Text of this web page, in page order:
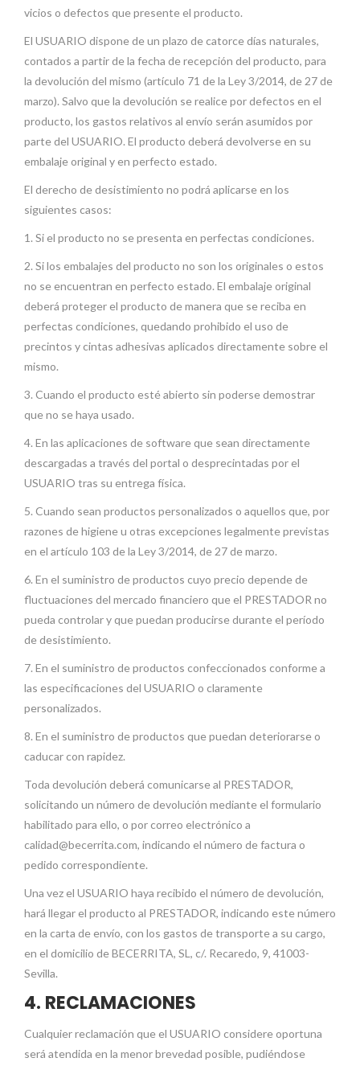
vicios o defectos que presente el producto.
El USUARIO dispone de un plazo de catorce días naturales,
contados a partir de la fecha de recepción del producto, para
la devolución del mismo (artículo 71 de la Ley 3/2014, de 27 de
marzo). Salvo que la devolución se realice por defectos en el
producto, los gastos relativos al envío serán asumidos por
parte del USUARIO. El producto deberá devolverse en su
embalaje original y en perfecto estado.
El derecho de desistimiento no podrá aplicarse en los
siguientes casos:
1. Si el producto no se presenta en perfectas condiciones.
2. Si los embalajes del producto no son los originales o estos
no se encuentran en perfecto estado. El embalaje original
deberá proteger el producto de manera que se reciba en
perfectas condiciones, quedando prohibido el uso de
precintos y cintas adhesivas aplicados directamente sobre el
mismo.
3. Cuando el producto esté abierto sin poderse demostrar
que no se haya usado.
4. En las aplicaciones de software que sean directamente
descargadas a través del portal o desprecintadas por el
USUARIO tras su entrega física.
5. Cuando sean productos personalizados o aquellos que, por
razones de higiene u otras excepciones legalmente previstas
en el artículo 103 de la Ley 3/2014, de 27 de marzo.
6. En el suministro de productos cuyo precio depende de
fluctuaciones del mercado financiero que el PRESTADOR no
pueda controlar y que puedan producirse durante el período
de desistimiento.
7. En el suministro de productos confeccionados conforme a
las especificaciones del USUARIO o claramente
personalizados.
8. En el suministro de productos que puedan deteriorarse o
caducar con rapidez.
Toda devolución deberá comunicarse al PRESTADOR,
solicitando un número de devolución mediante el formulario
habilitado para ello, o por correo electrónico a
calidad@becerrita.com, indicando el número de factura o
pedido correspondiente.
Una vez el USUARIO haya recibido el número de devolución,
hará llegar el producto al PRESTADOR, indicando este número
en la carta de envío, con los gastos de transporte a su cargo,
en el domicilio de BECERRITA, SL, c/. Recaredo, 9, 41003-
Sevilla.
4. RECLAMACIONES
Cualquier reclamación que el USUARIO considere oportuna
será atendida en la menor brevedad posible, pudiéndose